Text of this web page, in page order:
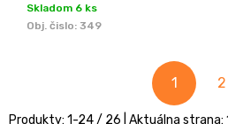
Skladom 6 ks
Obj. čislo: 349
1 2
Produkty: 1-24/ 26 | Aktuálna strana: